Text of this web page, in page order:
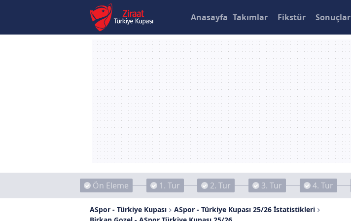
Anasayfa Takımlar Fikstür Sonuçlar
Ön Eleme 1. Tur 2. Tur 3. Tur 4. Tur
ASpor - Türkiye Kupası
ASpor - Türkiye Kupası 25/26 İstatistikleri